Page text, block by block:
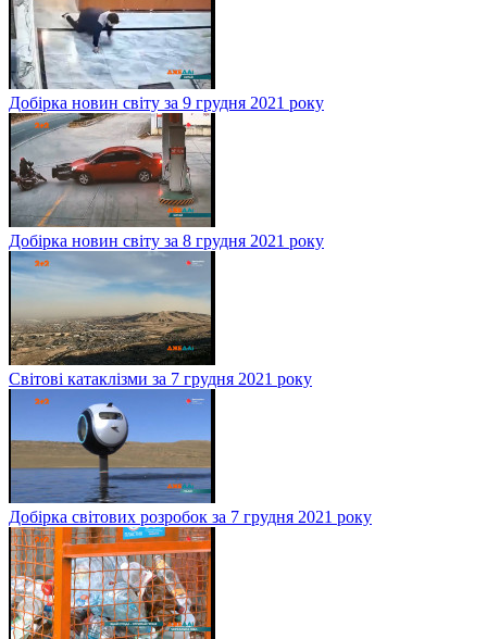
Добірка новин світу за 9 грудня 2021 року
Добірка новин світу за 8 грудня 2021 року
Світові катаклізми за 7 грудня 2021 року
Добірка світових розробок за 7 грудня 2021 року